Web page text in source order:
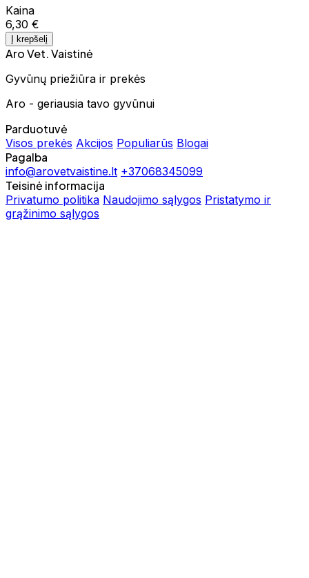
Kaina
6,30 €
Į krepšelį
Aro Vet. Vaistinė
Gyvūnų priežiūra ir prekės
Aro - geriausia tavo gyvūnui
Parduotuvė
Visos prekės Akcijos Populiarūs Blogai
Pagalba
info@arovetvaistine.lt +37068345099
Teisinė informacija
Privatumo politika Naudojimo sąlygos Pristatymo ir
grąžinimo sąlygos